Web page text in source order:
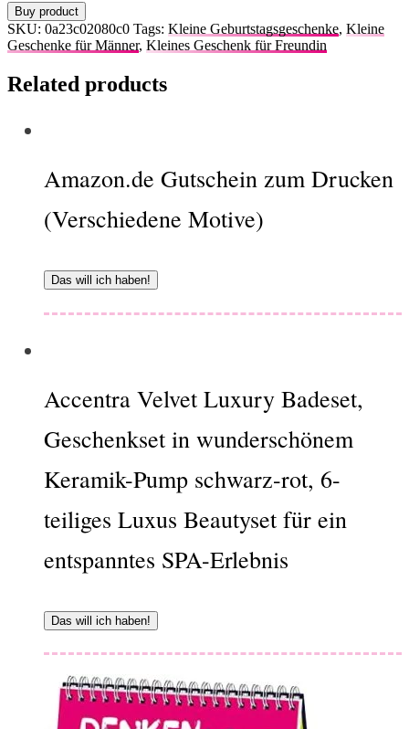
Buy product
SKU: 0a23c02080c0 Tags: Kleine Geburtstagsgeschenke, Kleine
Geschenke für Männer, Kleines Geschenk für Freundin
Related products
Amazon.de Gutschein zum Drucken
(Verschiedene Motive)
Das will ich haben!
Accentra Velvet Luxury Badeset,
Geschenkset in wunderschönem
Keramik-Pump schwarz-rot, 6-
teiliges Luxus Beautyset für ein
entspanntes SPA-Erlebnis
Das will ich haben!